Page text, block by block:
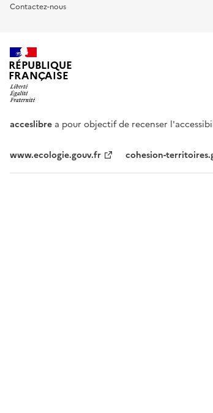
Contactez-nous
RÉPUBLIQUE
FRANÇAISE
acceslibre a pour objectif de recenser
www.ecologie.gouv.fr cohesion-